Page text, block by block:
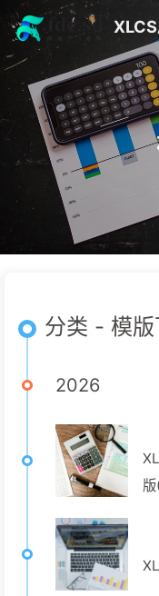
XLCS
分类 - 模版
2026